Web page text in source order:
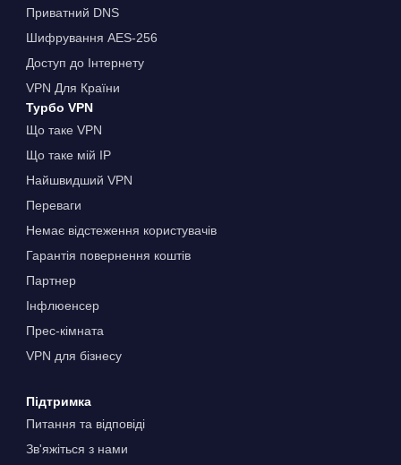
Приватний DNS
Шифрування AES-256
Доступ до Інтернету
VPN Для Країни
Турбо VPN
Що таке VPN
Що таке мій IP
Найшвидший VPN
Переваги
Немає відстеження користувачів
Гарантія повернення коштів
Партнер
Інфлюенсер
Прес-кімната
VPN для бізнесу
Підтримка
Питання та відповіді
Зв'яжіться з нами